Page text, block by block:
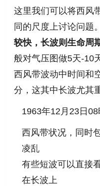
这里我们可以将西风
同的尺度上讨论问题
较快，长波则生命周
般对气压图做5天-10
西风带波动中时间和
分，这其中长波尤其
1963年12月23日
西风带状况，同时
凌乱
有些短波可以直接
在长波上